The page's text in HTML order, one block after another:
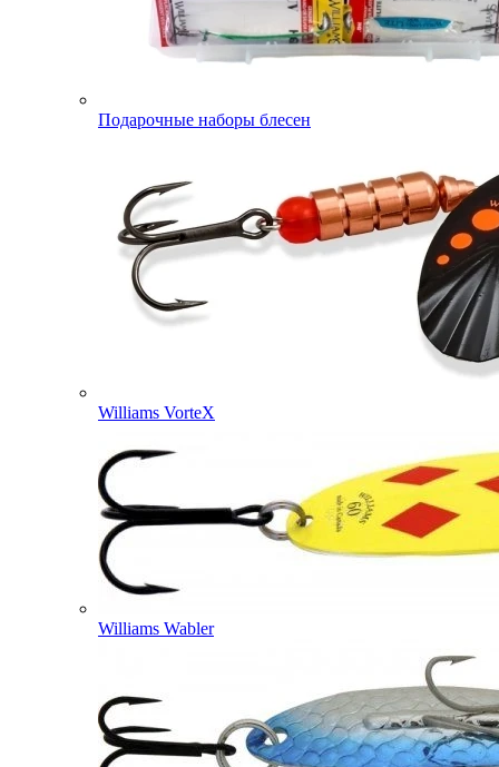
Подарочные наборы блесен
Williams VorteX
Williams Wabler